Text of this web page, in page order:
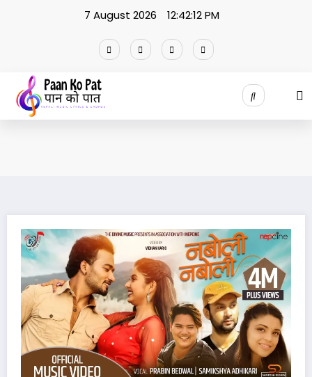
7 August 2026 12:42:12 PM